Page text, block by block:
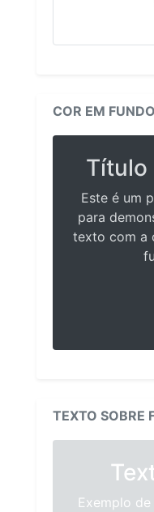
COR EM
Título
Este é um
para
texto com a
TEXTO SOBRE
Exemplo